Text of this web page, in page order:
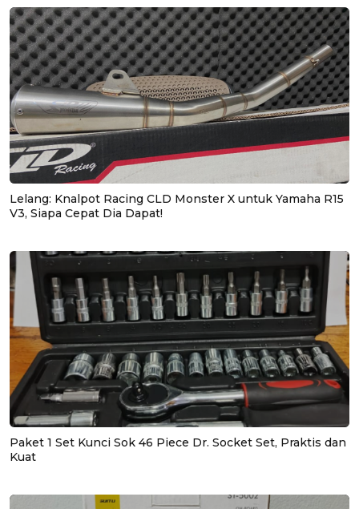
Lelang: Knalpot Racing CLD Monster X untuk Yamaha R15
V3, Siapa Cepat Dia Dapat!
Paket 1 Set Kunci Sok 46 Piece Dr. Socket Set, Praktis dan
Kuat